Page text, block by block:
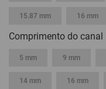
15.87 mm 16 mm
Comprimento do canal
5 mm 9 mm
14 mm 16 mm